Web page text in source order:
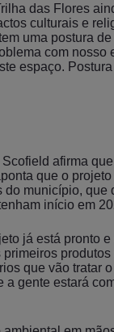
das Flores
culturais e
uma postura
com
espaço.
afirma
que o
município, que
início em
já está pronto
que vão tratar
gente estará